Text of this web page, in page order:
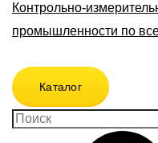
Контрольно-
промышленности по
Каталог